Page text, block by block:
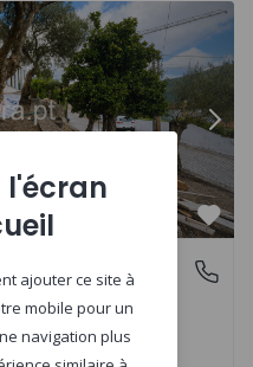
e Carvoeiro -
do Castelo
do Castelo
l'écran
ajouter ce site à
mobile pour un
navigation plus